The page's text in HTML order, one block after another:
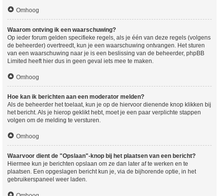
Omhoog
Waarom ontving ik een waarschuwing?
Op ieder forum gelden specifieke regels, als je één van deze regels (volgens
de beheerder) overtreedt, kun je een waarschuwing ontvangen. Het sturen
van een waarschuwing naar je is een beslissing van de beheerder, phpBB
Limited heeft hier dus in geen geval iets mee te maken.
Omhoog
Hoe kan ik berichten aan een moderator melden?
Als de beheerder het toelaat, kun je op de hiervoor dienende knop klikken bij
het bericht. Als je hierop geklikt hebt, moet je een paar verplichte stappen
volgen om de melding te versturen.
Omhoog
Waarvoor dient de "Opslaan"-knop bij het plaatsen van een bericht?
Hiermee kun je berichten opslaan om ze dan later af te werken en te
plaatsen. Een opgeslagen bericht kun je, via de bijhorende optie, in het
gebruikerspaneel weer laden.